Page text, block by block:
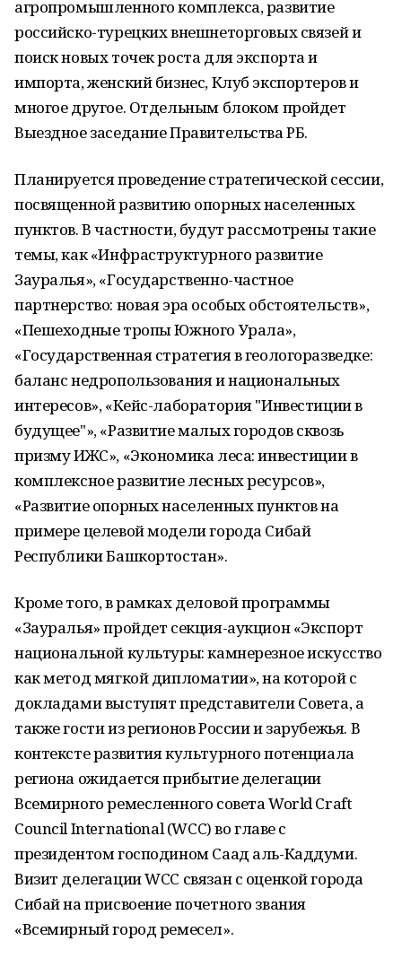
агропромышленного комплекса, развитие
российско-турецких внешнеторговых связей и
поиск новых точек роста для экспорта и
импорта, женский бизнес, Клуб экспортеров и
многое другое. Отдельным блоком пройдет
Выездное заседание Правительства РБ.
Планируется проведение стратегической сессии,
посвященной развитию опорных населенных
пунктов. В частности, будут рассмотрены такие
темы, как «Инфраструктурного развитие
Зауралья», «Государственно-частное
партнерство: новая эра особых обстоятельств»,
«Пешеходные тропы Южного Урала»,
«Государственная стратегия в геологоразведке:
баланс недропользования и национальных
интересов», «Кейс-лаборатория "Инвестиции в
будущее"», «Развитие малых городов сквозь
призму ИЖС», «Экономика леса: инвестиции в
комплексное развитие лесных ресурсов»,
«Развитие опорных населенных пунктов на
примере целевой модели города Сибай
Республики Башкортостан».
Кроме того, в рамках деловой программы
«Зауралья» пройдет секция-аукцион «Экспорт
национальной культуры: камнерезное искусство
как метод мягкой дипломатии», на которой с
докладами выступят представители Совета, а
также гости из регионов России и зарубежья. В
контексте развития культурного потенциала
региона ожидается прибытие делегации
Всемирного ремесленного совета World Craft
Council International (WCC) во главе с
президентом господином Саад аль-Каддуми.
Визит делегации WCC связан с оценкой города
Сибай на присвоение почетного звания
«Всемирный город ремесел».